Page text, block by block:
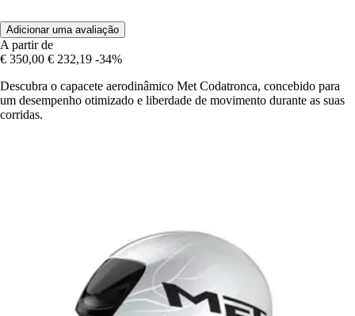
Adicionar uma avaliação
A partir de
€ 350,00 € 232,19 -34%
Descubra o capacete aerodinâmico Met Codatronca, concebido para
um desempenho otimizado e liberdade de movimento durante as suas
corridas.